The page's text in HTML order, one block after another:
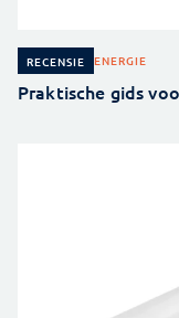
RECENSIE ENERGIE
Praktische gids